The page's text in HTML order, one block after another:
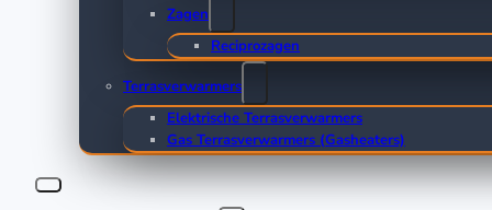
Zagen
Reciprozagen
Terrasverwarmers
Elektrische Terrasverwarmers
Gas Terrasverwarmers (Gasheaters)